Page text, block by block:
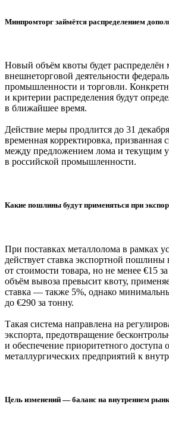
Минпромторг займётся распределением
Новый объём квоты будет распределён
внешнеторговой деятельности
промышленности и торговли.
и критерии распределения будут
в ближайшее время.
Действие меры продлится до 31
временная корректировка, призванная
между предложением лома и текущим
в российской промышленности.
Какие пошлины будут применяться при
При поставках металлолома в рамках
действует ставка экспортной пошлины
от стоимости товара, но не менее €15
объём вывоза превысит квоту,
ставка — также 5%, однако
до €290 за тонну.
Такая система направлена на
экспорта, предотвращение
и обеспечение приоритетного доступа
металлургических предприятий к
Цель изменений — баланс на внутреннем